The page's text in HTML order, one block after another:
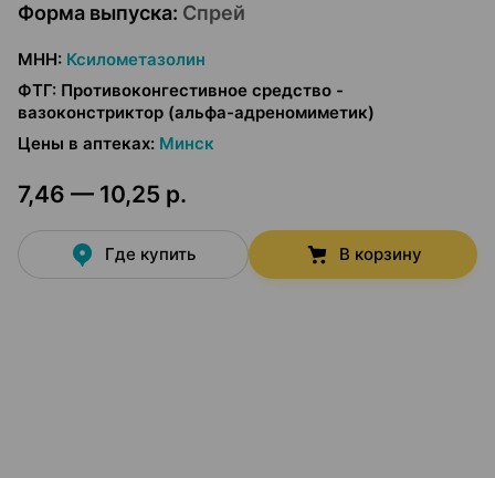
Форма выпуска: Спрей
МНН: Ксилометазолин
ФТГ: Противоконгестивное средство -
вазоконстриктор (альфа-адреномиметик)
Цены в аптеках: Минск
7,46 — 10,25 р.
Где купить В корзину